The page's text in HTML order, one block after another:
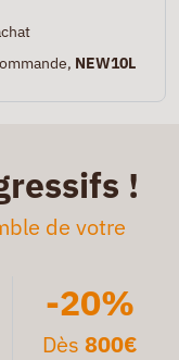
NEW10L
!
de votre
-20%
Dès 800€